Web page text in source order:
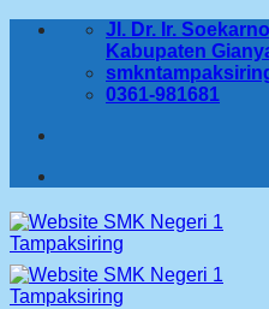
Skip
Jl. Dr. Ir.
Kabupaten
0361-981681